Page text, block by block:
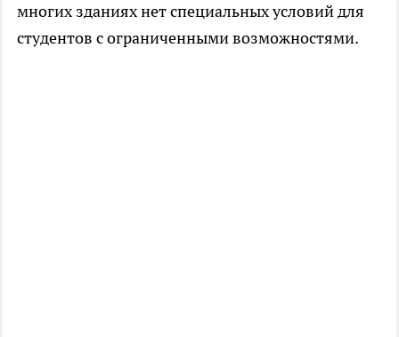
многих зданиях нет специальных условий для
студентов с ограниченными возможностями.